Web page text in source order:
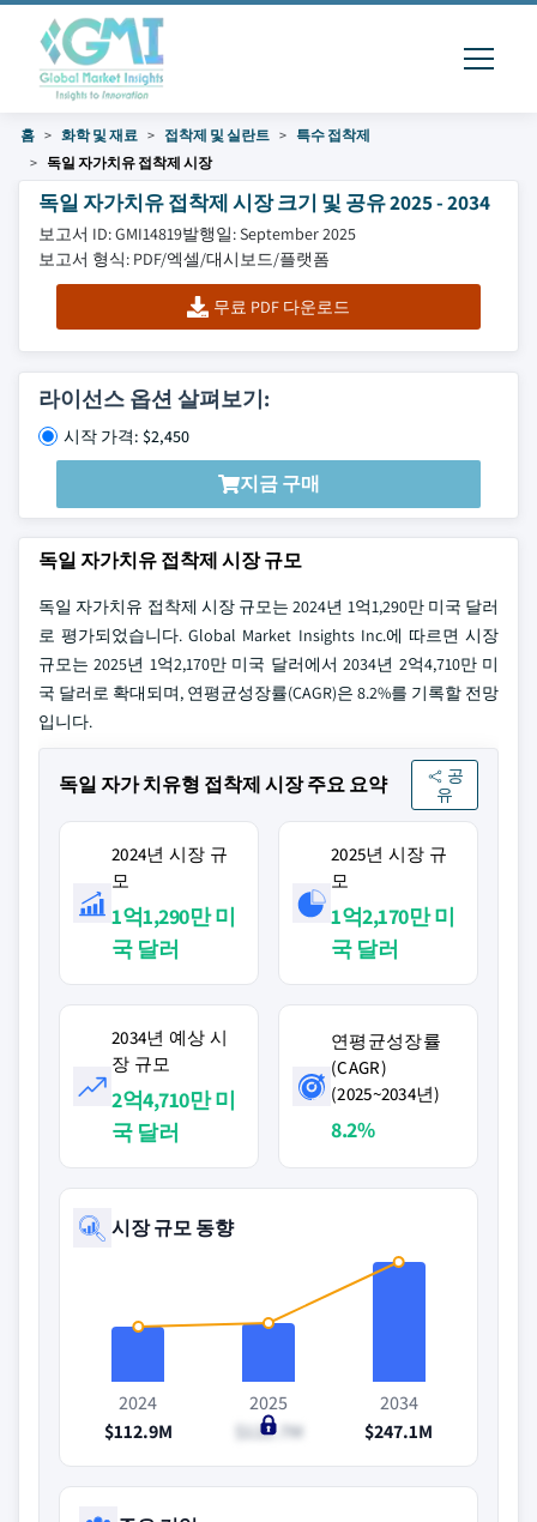
홈 화학 및 재료 접착제 및 실란트
특수 접착제
독일 자가치유 접착제 시장
독일 자가치유 접착제 시장 크기 및 공유 2025 - 2034
보고서 ID: GMI14819발행일: September 2025
보고서 형식: PDF/엑셀/대시보드/플랫폼
무료 PDF 다운로드
라이선스 옵션 살펴보기:
시작 가격: $2,450
지금 구매
독일 자가치유 접착제 시장 규모
독일 자가치유 접착제 시장 규모는 2024년 1억1,290만 미국 달러
로 평가되었습니다. Global Market Insights Inc.에 따르면 시장
규모는 2025년 1억2,170만 미국 달러에서 2034년 2억4,710만 미
국 달러로 확대되며, 연평균성장률(CAGR)은 8.2%를 기록할 전망
입니다.
독일 자가 치유형 접착제 시장 주요 요약
공
유
2024년 시장 규
모
1억1,290만 미
국 달러
2025년 시장 규
모
1억2,170만 미
국 달러
2034년 예상 시
장 규모
2억4,710만 미
국 달러
연평균성장률
(CAGR)
(2025~2034년)
8.2%
시장 규모 동향
2024
$112.9M
2025
$121.7M
2034
$247.1M